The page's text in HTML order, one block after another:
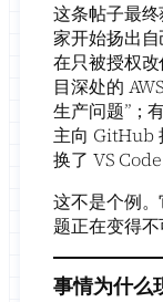
这条帖子最
家开始扬出
在只被授权
目深处的
生产问题”；
主向 GitHub
换了 VS
这不是个例
题正在变得不
事情为什么